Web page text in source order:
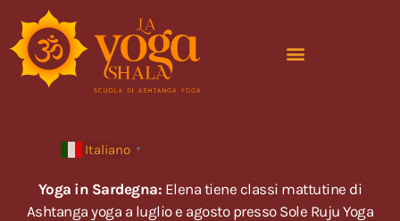
Italiano ▼
Yoga in Sardegna: Elena tiene classi mattutine di
Ashtanga yoga a luglio e agosto presso Sole Ruju Yoga